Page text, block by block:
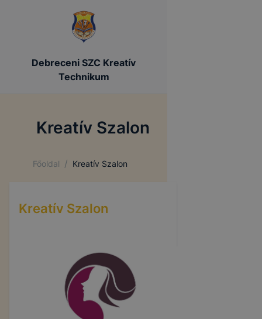
Debreceni SZC Kreatív
Technikum
Kreatív Szalon
Főoldal / Kreatív Szalon
Kreatív Szalon